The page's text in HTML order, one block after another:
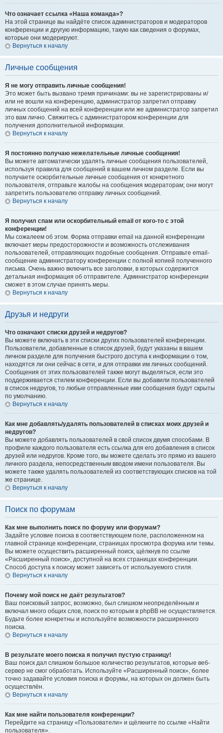
Что означает ссылка «Наша команда»?
На этой странице вы найдёте список администраторов и модераторов
конференции и другую информацию, такую как сведения о форумах,
которые они модерируют.
Вернуться к началу
Личные сообщения
Я не могу отправить личные сообщения!
Это может быть вызвано тремя причинами: вы не зарегистрированы и/
или не вошли на конференцию, администратор запретил отправку
личных сообщений на всей конференции или же администратор запретил
это вам лично. Свяжитесь с администратором конференции для
получения дополнительной информации.
Вернуться к началу
Я постоянно получаю нежелательные личные сообщения!
Вы можете автоматически удалять личные сообщения пользователей,
используя правила для сообщений в вашем личном разделе. Если вы
получаете оскорбительные личные сообщения от конкретного
пользователя, отправьте жалобы на сообщения модераторам; они могут
запретить пользователю отправку личных сообщений.
Вернуться к началу
Я получил спам или оскорбительный email от кого-то с этой
конференции!
Мы сожалеем об этом. Форма отправки email на данной конференции
включает меры предосторожности и возможность отслеживания
пользователей, отправляющих подобные сообщения. Отправьте email-
сообщение администратору конференции с полной копией полученного
письма. Очень важно включить все заголовки, в которых содержится
детальная информация об отправителе. Администратор конференции
сможет в этом случае принять меры.
Вернуться к началу
Друзья и недруги
Что означают списки друзей и недругов?
Вы можете включать в эти списки других пользователей конференции.
Пользователи, добавленные в список друзей, будут указаны в вашем
личном разделе для получения быстрого доступа к информации о том,
находятся ли они сейчас в сети, и для отправки им личных сообщений.
Сообщения от этих пользователей также могут выделяться, если это
поддерживается стилем конференции. Если вы добавили пользователей
в список недругов, то любые отправленные ими сообщения будут скрыты
по умолчанию.
Вернуться к началу
Как мне добавлять/удалять пользователей в списках моих друзей и
недругов?
Вы можете добавлять пользователей в свой список двумя способами. В
профиле каждого пользователя есть ссылка для его добавления в список
друзей или недругов. Кроме того, вы можете сделать это прямо из вашего
личного раздела, непосредственным вводом имени пользователя. Вы
можете также удалять пользователей из соответствующих списков на той
же странице.
Вернуться к началу
Поиск по форумам
Как мне выполнить поиск по форуму или форумам?
Задайте условие поиска в соответствующем поле, расположенном на
главной странице конференции, страницах просмотра форума или темы.
Вы можете осуществить расширенный поиск, щёлкнув по ссылке
«Расширенный поиск», доступной на всех страницах конференции.
Способ доступа к поиску может зависеть от используемого стиля.
Вернуться к началу
Почему мой поиск не даёт результатов?
Ваш поисковый запрос, возможно, был слишком неопределённым и
включал много общих слов, поиск по которым в phpBB не осуществляется.
Будьте более конкретны и используйте возможности расширенного
поиска.
Вернуться к началу
В результате моего поиска я получил пустую страницу!
Ваш поиск дал слишком большое количество результатов, которые веб-
сервер не смог обработать. Используйте «Расширенный поиск», более
точно задавайте условия поиска и форумы, на которых он должен быть
осуществлён.
Вернуться к началу
Как мне найти пользователя конференции?
Перейдите на страницу «Пользователи» и щёлкните по ссылке «Найти
пользователя».